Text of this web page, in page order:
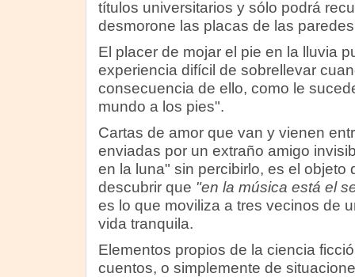
títulos universitarios y sólo podrá
desmorone las placas de las
El placer de mojar el pie en la lluvia
experiencia difícil de sobrellevar
consecuencia de ello, como le
mundo a los pies".
Cartas de amor que van y vienen
enviadas por un extraño amigo
en la luna" sin percibirlo, es el objeto
descubrir que "en la música está el
es lo que moviliza a tres vecinos de
vida tranquila.
Elementos propios de la ciencia
cuentos, o simplemente de